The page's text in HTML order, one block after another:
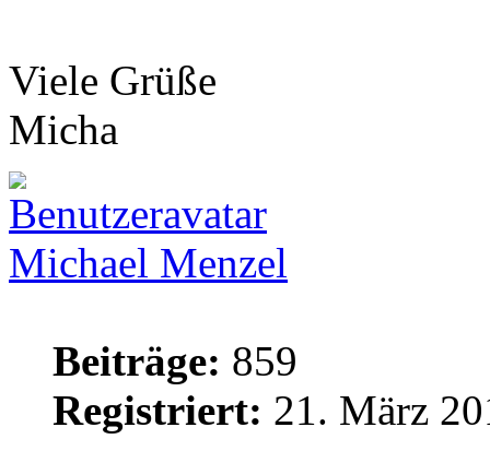
Viele Grüße
Micha
Michael Menzel
Beiträge: 859
Registriert: 21. März